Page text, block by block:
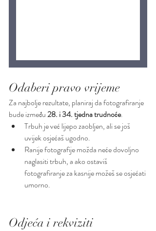
Odaberi pravo vrijeme
Za najbolje rezultate, planiraj da fotografiranje
bude između 28. i 34. tjedna trudnoće.
Trbuh je već lijepo zaobljen, ali se još
uvijek osjećaš ugodno.
Ranije fotografije možda neće dovoljno
naglasiti trbuh, a ako ostaviš
fotografiranje za kasnije možeš se osjećati
umorno.
Odjeća i rekviziti